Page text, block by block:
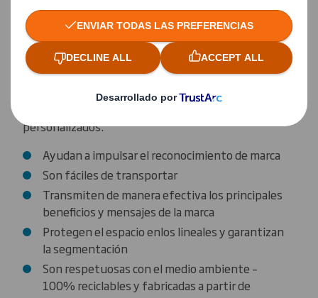
Ventajas
Nuestra amplia gama de soluciones de bandejas
para los lineales adaptables, flexibles y a medida te
ayudarán a aumentar la visibilidad y están
personalizados.
Ayudan a impulsar el reconocimiento de marca
Son fáciles de transportar
Transmiten de manera efectiva los principales
beneficios y mensajes de la marca
Protegen el espacio enlos lineales y garantizan
la segmentación
Son respetuosas con el medio ambiente –
100% reciclables y fabricadas a partir de